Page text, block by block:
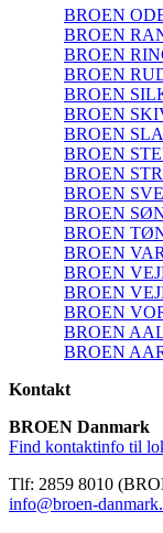
BROEN
BROEN
BROEN
BROEN
BROEN
BROEN
BROEN
BROEN
BROEN
BROEN
BROEN
BROEN
BROEN
BROEN
BROEN
BROEN
BROEN
BROEN
Kontakt
BROEN Danmark
Find kontaktinfo til
Tlf: 2859 8010
info@broen-